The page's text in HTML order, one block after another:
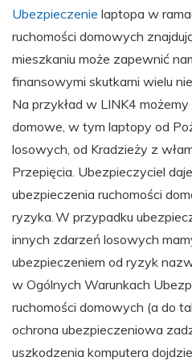
Ubezpieczenie laptopa w
ruchomości domowych
mieszkaniu może zapewnić
finansowymi skutkami wielu
Na przykład w LINK4
domowe, w tym laptopy od
losowych, od Kradzieży z
Przepięcia. Ubezpieczyciel
ubezpieczenia ruchomości
ryzyka. W przypadku
innych zdarzeń losowych
ubezpieczeniem od ryzyk
w Ogólnych Warunkach
ruchomości domowych (a do
ochrona ubezpieczeniowa
uszkodzenia komputera